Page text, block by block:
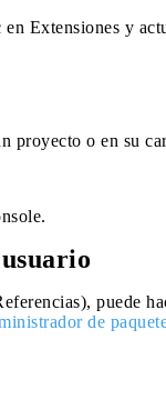
Extensiones y
o en su
puede
de